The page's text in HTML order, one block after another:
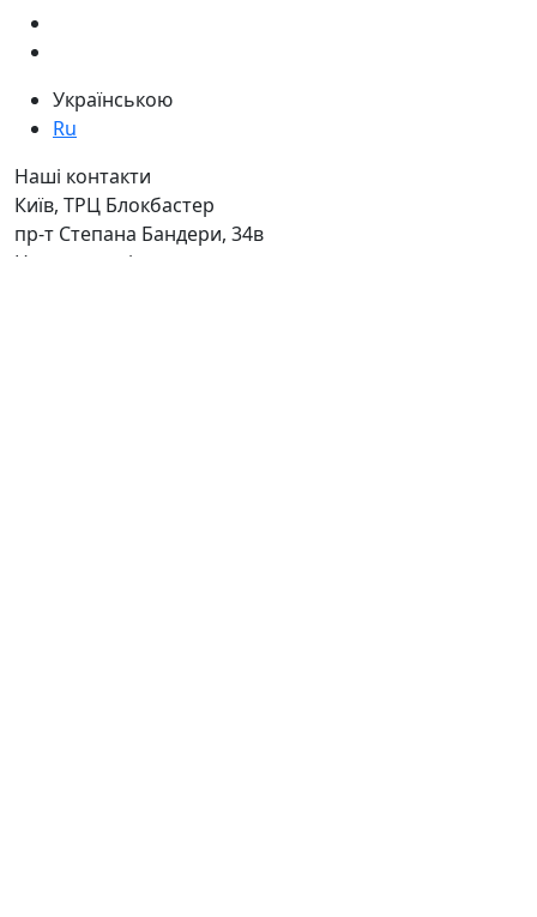
Українською
Ru
Наші контакти
Київ, ТРЦ Блокбастер
пр-т Степана Бандери, 34в
Ну ви розумієте - адреса сама за